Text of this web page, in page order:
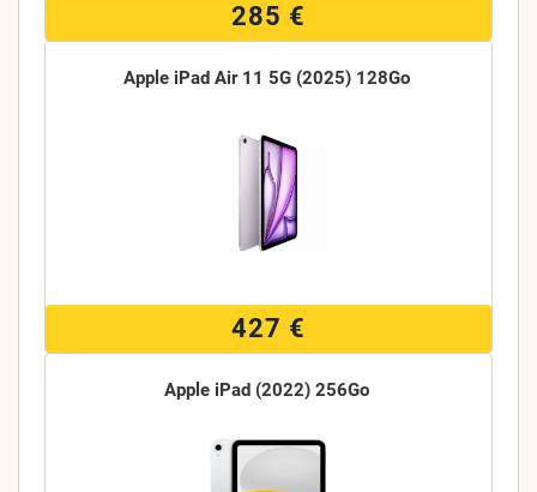
285 €
Apple iPad Air 11 5G (2025) 128Go
427 €
Apple iPad (2022) 256Go